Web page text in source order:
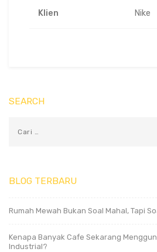
Klien Nike
SEARCH
BLOG TERBARU
Rumah Mewah Bukan Soal Mahal, Tapi
Kenapa Banyak Cafe Sekarang
Industrial?